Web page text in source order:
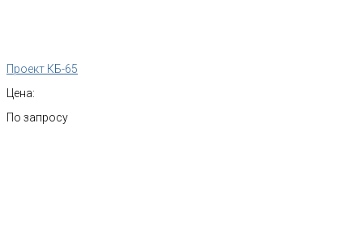
Проект КБ-65
Цена:
По запросу